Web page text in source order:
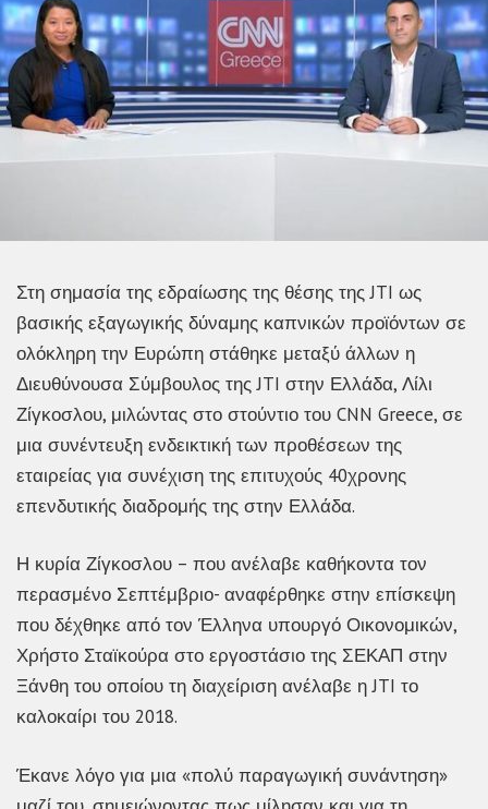
Στη σημασία της εδραίωσης της θέσης της JTI ως
βασικής εξαγωγικής δύναμης καπνικών προϊόντων σε
ολόκληρη την Ευρώπη στάθηκε μεταξύ άλλων η
Διευθύνουσα Σύμβουλος της JTI στην Ελλάδα, Λίλι
Ζίγκοσλου, μιλώντας στο στούντιο του CNN Greece, σε
μια συνέντευξη ενδεικτική των προθέσεων της
εταιρείας για συνέχιση της επιτυχούς 40χρονης
επενδυτικής διαδρομής της στην Ελλάδα.
Η κυρία Ζίγκοσλου – που ανέλαβε καθήκοντα τον
περασμένο Σεπτέμβριο- αναφέρθηκε στην επίσκεψη
που δέχθηκε από τον Έλληνα υπουργό Οικονομικών,
Χρήστο Σταϊκούρα στο εργοστάσιο της ΣΕΚΑΠ στην
Ξάνθη του οποίου τη διαχείριση ανέλαβε η JTI το
καλοκαίρι του 2018.
Έκανε λόγο για μια «πολύ παραγωγική συνάντηση»